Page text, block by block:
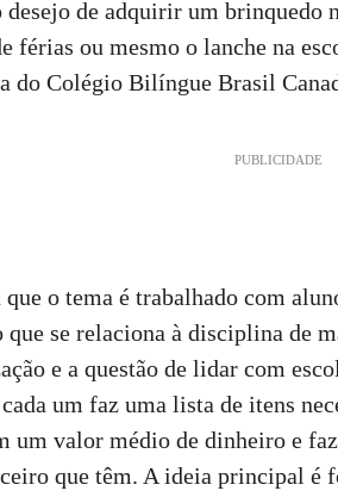
desejo de adquirir um brinquedo
férias ou mesmo o lanche na
do Colégio Bilíngue Brasil
PUBLICIDADE
o tema é trabalhado com
se relaciona à disciplina de
e a questão de lidar com
um faz uma lista de itens
um valor médio de dinheiro e
que têm. A ideia principal é